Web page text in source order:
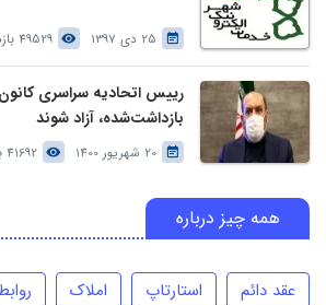
25 دی 1397 49529 بازدید
رییس اتحادیه سراسری کانون
بازداشت‌شده، آزاد شوند
20 شهریور 1400 41692 بازدید
همه چیز درباره
عقد دائم استارتاپ املاک